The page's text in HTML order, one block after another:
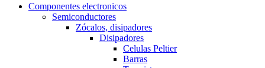
Componentes electronicos
Semiconductores
Zócalos, disipadores
Disipadores
Celulas Peltier
Barras